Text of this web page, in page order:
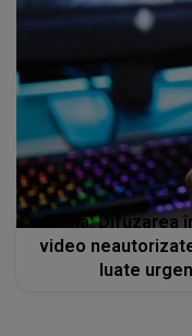
China: Difuzarea
video
luate